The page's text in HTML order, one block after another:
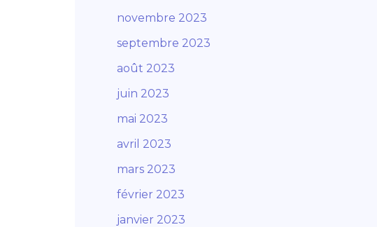
novembre 2023
septembre 2023
août 2023
juin 2023
mai 2023
avril 2023
mars 2023
février 2023
janvier 2023